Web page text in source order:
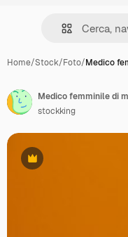
Home/Stock/Foto/Medico
Premium
stockking